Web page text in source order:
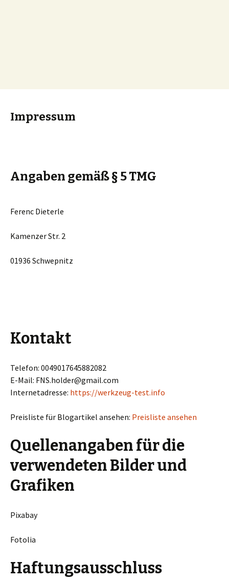
Impressum
Angaben gemäß § 5 TMG
Ferenc Dieterle
Kamenzer Str. 2
01936 Schwepnitz
Kontakt
Telefon: 0049017645882082
E-Mail: FNS.holder@gmail.com
Internetadresse: https://werkzeug-test.info
Preisliste für Blogartikel ansehen: Preisliste ansehen
Quellenangaben für die
verwendeten Bilder und
Grafiken
Pixabay
Fotolia
Haftungsausschluss